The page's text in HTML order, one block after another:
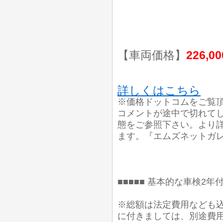
【車両価格】
詳しくはこちら
※価格ドットコムをご覧
コメントが途中で切れて
態をご参照下さい。より
ます。『エムズネットガ
■■■■■ 基本的な車検2年
※総額は法定費用なども
に付きましては、別途費